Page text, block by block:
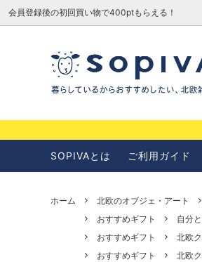
会員登録後の初回買い物で400ptもらえる！
SOPIVAとは ご利用ガイド
ホーム 北欧のオブジェ・アート
おすすめギフト
自分
おすすめギフト
北欧
おすすめギフト
北欧